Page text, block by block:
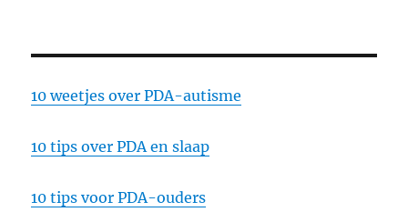
10 weetjes over PDA-autisme
10 tips over PDA en slaap
10 tips voor PDA-ouders